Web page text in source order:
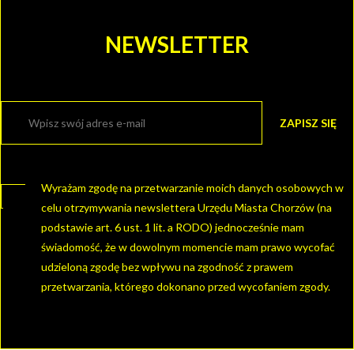
NEWSLETTER
Wyrażam zgodę na przetwarzanie moich danych osobowych w
celu otrzymywania newslettera Urzędu Miasta Chorzów (na
podstawie art. 6 ust. 1 lit. a RODO) jednocześnie mam
świadomość, że w dowolnym momencie mam prawo wycofać
udzieloną zgodę bez wpływu na zgodność z prawem
przetwarzania, którego dokonano przed wycofaniem zgody.